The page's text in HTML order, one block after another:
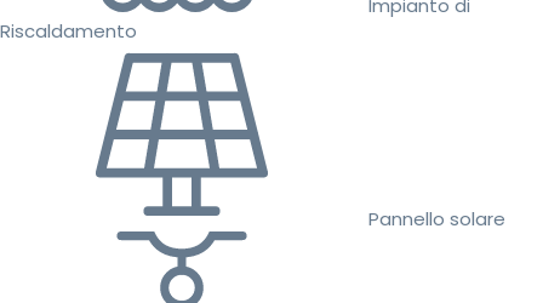
Riscaldamento
Pannello solare